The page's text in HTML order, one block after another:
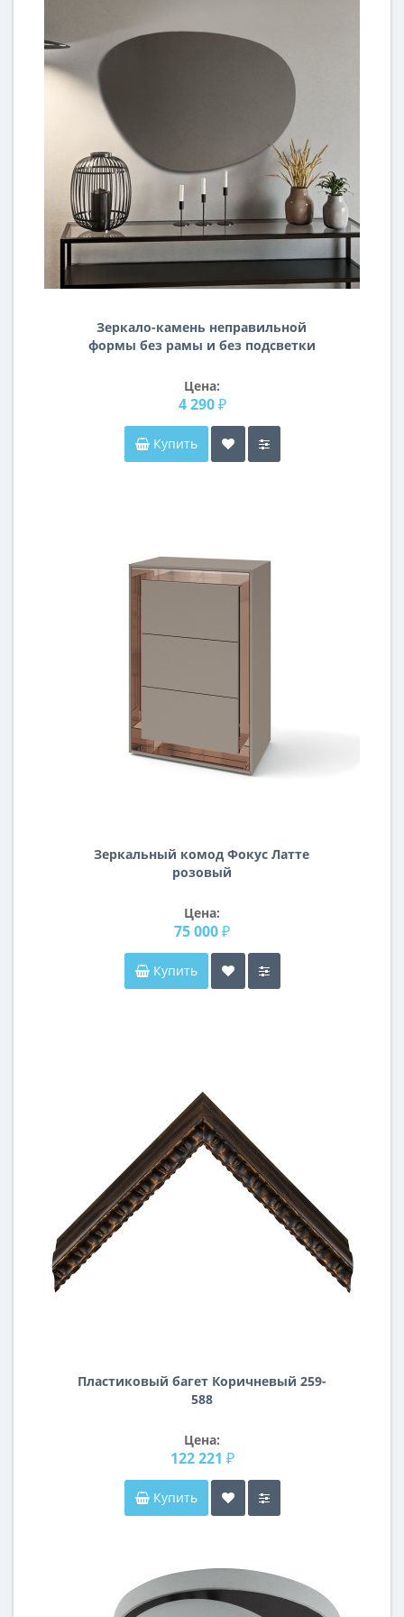
Зеркало-камень неправильной
формы без рамы и без подсветки
Цена:
4 290 ₽
Купить
Зеркальный комод Фокус Латте
розовый
Цена:
75 000 ₽
Купить
Пластиковый багет Коричневый 259-
588
Цена:
122 221 ₽
Купить